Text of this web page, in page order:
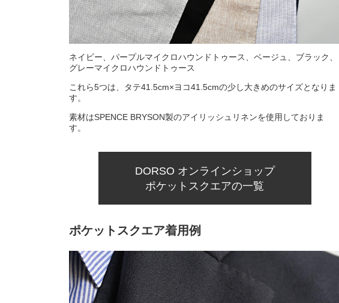
ネイビー、パープルマイクロハウンドトゥース、ベージュ、ブラック、
グレーマイクロハウンドトゥース
これら5つは、タテ41.5cm×ヨコ41.5cmの少し大きめのサイズとなりま
す。
素材はSPENCE BRYSON製のアイリッシュリネンを使用しておりま
す。
DORSO オンラインショップ
ポケットスクエアの一覧
ポケットスクエア着用例